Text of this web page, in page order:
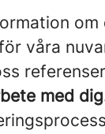
våra
med